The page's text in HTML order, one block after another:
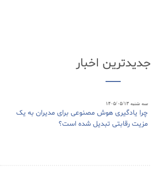
جدیدترین اخبار
سه شنبه ۱۴۰۵/۰۵/۱۳
چرا یادگیری هوش مصنوعی برای مدیران به یک
مزیت رقابتی تبدیل شده است؟